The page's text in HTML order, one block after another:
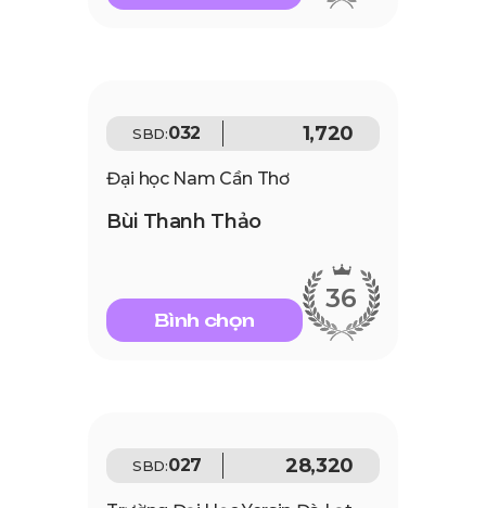
SBD:032 1,720
Đại học Nam Cần Thơ
Bùi Thanh Thảo
Bình chọn
36
SBD:027 28,320